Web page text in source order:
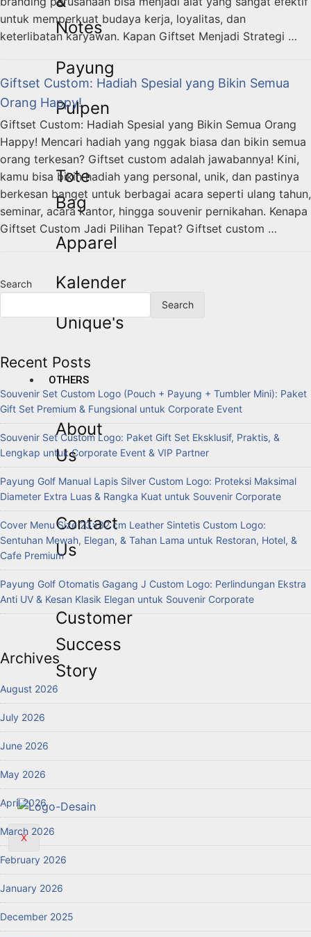
Notes
Payung
Pulpen
Tote
Bag
Apparel
Kalender
Unique's
OTHERS
About
Us
Contact
Us
Customer
Success
Story
X
untuk memperkuat budaya kerja, loyalitas, dan
keterlibatan karyawan. Kapan Giftset Menjadi Strategi …
Giftset Custom: Hadiah Spesial yang Bikin Semua
Orang Happy!
Giftset Custom: Hadiah Spesial yang Bikin Semua Orang
Happy! Mencari hadiah yang nggak biasa dan bikin semua
orang terkesan? Giftset custom adalah jawabannya! Kini,
kamu bisa bikin hadiah yang personal, unik, dan pastinya
berkesan banget untuk berbagai acara seperti ulang tahun,
seminar, acara kantor, hingga souvenir pernikahan. Kenapa
Giftset Custom Jadi Pilihan Tepat? Giftset custom …
Search
Search
Recent Posts
Souvenir Set Custom Logo (Pouch + Payung + Tumbler Mini): Paket
Gift Set Premium & Fungsional untuk Corporate Event
Souvenir Set Custom Logo: Paket Gift Set Eksklusif, Praktis, &
Lengkap untuk Corporate Event & VIP Partner
Payung Golf Manual Lapis Silver Custom Logo: Proteksi Maksimal
Diameter Extra Luas & Rangka Kuat untuk Souvenir Corporate
Cover Menu Size 23×32 cm Leather Sintetis Custom Logo:
Sentuhan Mewah, Elegan, & Tahan Lama untuk Restoran, Hotel, &
Cafe Premium
Payung Golf Otomatis Gagang J Custom Logo: Perlindungan Ekstra
Anti UV & Kesan Klasik Elegan untuk Souvenir Corporate
Archives
August 2026
July 2026
June 2026
May 2026
April 2026
March 2026
February 2026
January 2026
December 2025